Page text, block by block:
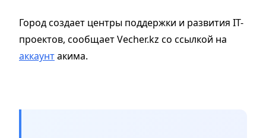
Город создает центры поддержки и развития IT-
проектов, сообщает Vecher.kz cо ссылкой на
аккаунтакима.